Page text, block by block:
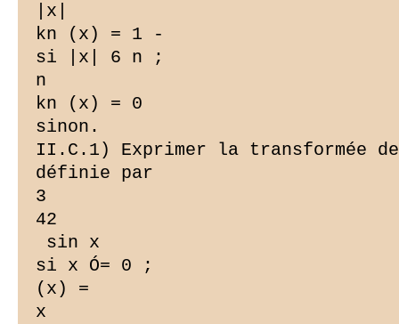
|x|
kn (x) = 1 -
si |x| 6 n ;
n
kn (x) = 0
sinon.
II.C.1) Exprimer la transformée
définie par
3
42
sin x
si x Ó= 0 ;
(x) =
x